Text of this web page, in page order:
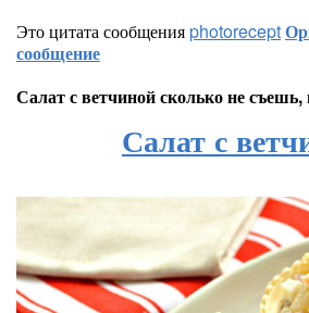
Это цитата сообщенияphotorecept
сообщение
Салат с ветчиной сколько не съешь,
Салат с